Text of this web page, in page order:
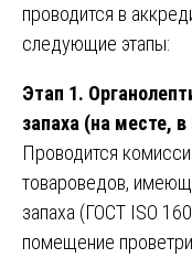
проводится в
следующие этапы:
Этап 1.
запаха (на месте,
Проводится
товароведов,
запаха (ГОСТ ISO
помещение